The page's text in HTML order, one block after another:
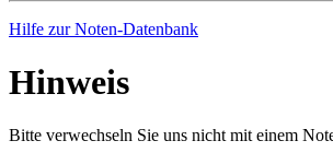
Hilfe zur Noten-Datenbank
Hinweis
Bitte verwechseln Sie uns nicht mit einem